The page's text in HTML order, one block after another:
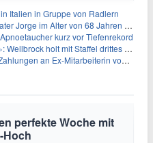
Italien in Gruppe von Radlern
im Alter von 68 Jahren gestorben
kurz vor Tiefenrekord
holt mit Staffel drittes EM-Gold
an Ex-Mitarbeiterin von Infantino
perfekte Woche mit
Hoch